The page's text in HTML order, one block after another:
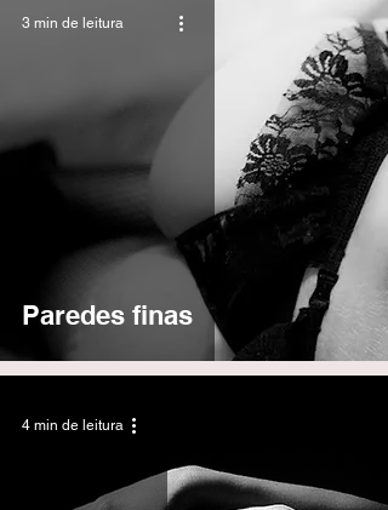
Paredes finas
3 min de leitura
4 min de leitura